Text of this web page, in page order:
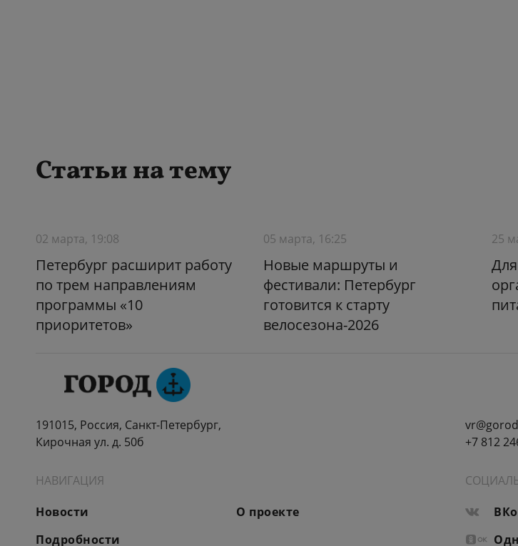
Статьи на тему
02 марта, 19:08
Петербург расширит работу
по трем направлениям
программы «10
приоритетов»
05 марта, 16:25
Новые маршруты и
фестивали: Петербург
готовится к старту
велосезона-2026
25
191015, Россия, Санкт-Петербург,
Кирочная ул. д. 50б
+7 812
НАВИГАЦИЯ
Новости
Подробности
О проекте